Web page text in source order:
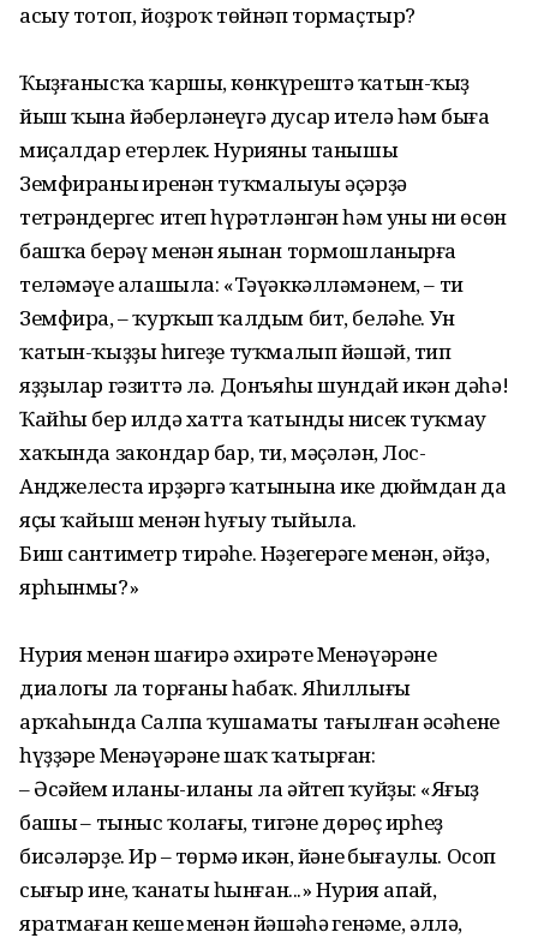
асыу тотоп, йоҙроҡ төйнәп тормаҫтыр?
Ҡыҙғанысҡа ҡаршы, көнкүрештә ҡатын-ҡыҙ
йыш ҡына йәберләнеүгә дусар ителә һәм быға
миҫалдар етерлек. Нурияның танышы
Земфираның ире­нән туҡмалыуы әҫәрҙә
тетрәндергес итеп һүрәтләнгән һәм уның ни өсөн
башҡа берәү менән яңынан тормошланырға
теләмәүе аңлашыла: «Тәүәк­кәл­ләмәнем, – ти
Земфира, – ҡурҡып ҡалдым бит, беләһең. Ун
ҡатын-ҡыҙҙың һигеҙе туҡмалып йәшәй, тип
яҙҙылар гәзиттә лә. Донъяһы шундай икән дәһә!
Ҡайһы бер илдә хатта ҡатынды нисек туҡмау
хаҡында закондар бар, ти, мәҫә­лән, Лос-
Анджелеста ирҙәргә ҡатынына ике дюймдан да
яҫы ҡайыш менән һуғыу тыйыла.
Биш сантиметр тирәһе. Нәҙегерәге менән, әйҙә,
ярһынмы?»
Нурия менән шағирә әхирәте Ме­нәүәрәнең
диалогы ла торғаны һабаҡ. Яһиллығы
арҡаһында Салпа ҡушаматы тағылған әсәһенең
һүҙҙәре Менәүәрәне шаҡ ҡатырған:
– Әсәйем иланы-иланы ла әйтеп ҡуйҙы: «Яңғыҙ
башың – тыныс ҡолағың, тигәне дөрөҫ ирһеҙ
бисәләрҙең. Ир – төрмә икән, йәнең бығаулы. Осоп
сығыр инең, ҡанатың һынған...» Нурия апай,
яратмаған кешең менән йәшәһәң ге­нәме, әллә,